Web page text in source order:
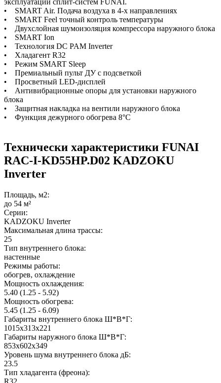
• SMART Air. Подача воздуха в 4-х направлениях
• SMART Feel точный контроль температуры
• Двухслойная шумоизоляция компрессора наружного блока
• SMART Ion
• Технология DС PAM Inverter
• Хладагент R32
• Режим SMART Sleep
• Премиальный пульт ДУ с подсветкой
• Просветный LED-дисплей
• Антивибрационные опоры для установки наружного
блока
• Защитная накладка на вентили наружного блока
• Функция дежурного обогрева 8°С
Технически характеристики FUNAI
RAC-I-KD55HP.D02 KADZOKU
Inverter
Площадь, м2:
до 54 м²
Серии:
KADZOKU Inverter
Максимальная длина трассы:
25
Тип внутреннего блока:
настенные
Режимы работы:
обогрев, охлаждение
Мощность охлаждения:
5.40 (1.25 - 5.92)
Мощность обогрева:
5.45 (1.25 - 6.09)
Габариты внутреннего блока Ш*В*Г:
1015x313x221
Габариты наружного блока Ш*В*Г:
853x602x349
Уровень шума внутреннего блока дБ:
23.5
Тип хладагента (фреона):
R32